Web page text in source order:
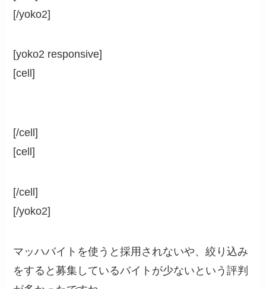
[/yoko2]
[yoko2 responsive]
[cell]
[/cell]
[cell]
[/cell]
[/yoko2]
マッハバイトを使うと採用されないや、絞り込み
をすると募集しているバイトが少ないという評判